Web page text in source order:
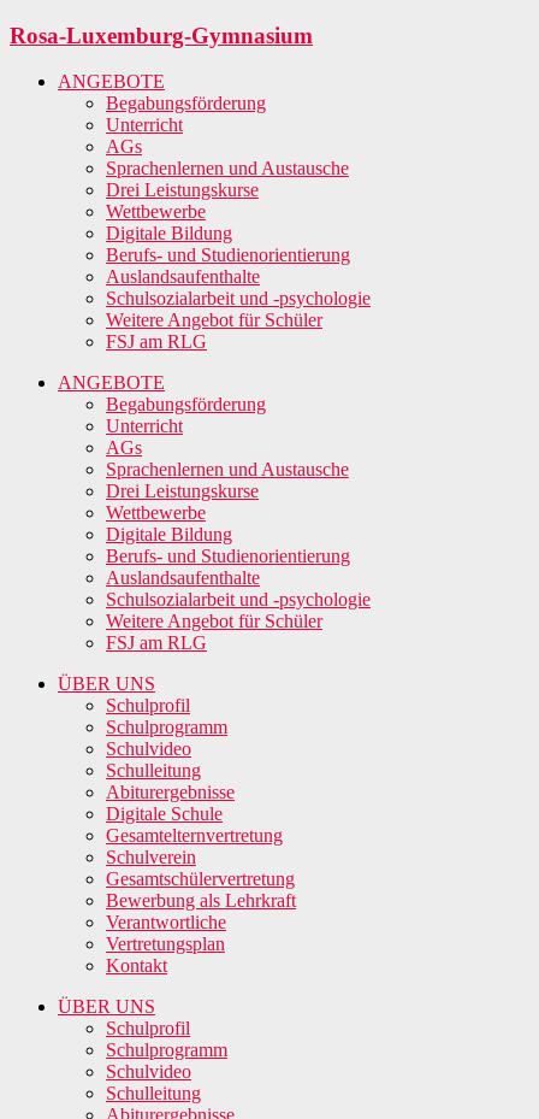
Zum
springen
Rosa-Luxemburg-Gymnasium
ANGEBOTE
Begabungsförderung
Unterricht
AGs
Sprachenlernen und Austausche
Drei Leistungskurse
Wettbewerbe
Digitale Bildung
Berufs- und Studienorientierung
Auslandsaufenthalte
Schulsozialarbeit und -psychologie
Weitere Angebot für Schüler
FSJ am RLG
ANGEBOTE
Begabungsförderung
Unterricht
AGs
Sprachenlernen und Austausche
Drei Leistungskurse
Wettbewerbe
Digitale Bildung
Berufs- und Studienorientierung
Auslandsaufenthalte
Schulsozialarbeit und -psychologie
Weitere Angebot für Schüler
FSJ am RLG
ÜBER UNS
Schulprofil
Schulprogramm
Schulvideo
Schulleitung
Abiturergebnisse
Digitale Schule
Gesamtelternvertretung
Schulverein
Gesamtschülervertretung
Bewerbung als Lehrkraft
Verantwortliche
Vertretungsplan
Kontakt
ÜBER UNS
Schulprofil
Schulprogramm
Schulvideo
Schulleitung